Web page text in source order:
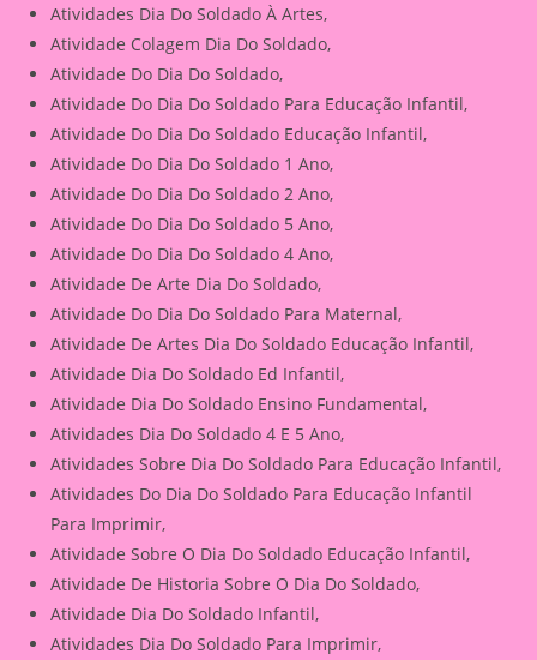
Atividades Dia Do Soldado À Artes,
Atividade Colagem Dia Do Soldado,
Atividade Do Dia Do Soldado,
Atividade Do Dia Do Soldado Para Educação Infantil,
Atividade Do Dia Do Soldado Educação Infantil,
Atividade Do Dia Do Soldado 1 Ano,
Atividade Do Dia Do Soldado 2 Ano,
Atividade Do Dia Do Soldado 5 Ano,
Atividade Do Dia Do Soldado 4 Ano,
Atividade De Arte Dia Do Soldado,
Atividade Do Dia Do Soldado Para Maternal,
Atividade De Artes Dia Do Soldado Educação Infantil,
Atividade Dia Do Soldado Ed Infantil,
Atividade Dia Do Soldado Ensino Fundamental,
Atividades Dia Do Soldado 4 E 5 Ano,
Atividades Sobre Dia Do Soldado Para Educação Infantil,
Atividades Do Dia Do Soldado Para Educação Infantil
Para Imprimir,
Atividade Sobre O Dia Do Soldado Educação Infantil,
Atividade De Historia Sobre O Dia Do Soldado,
Atividade Dia Do Soldado Infantil,
Atividades Dia Do Soldado Para Imprimir,